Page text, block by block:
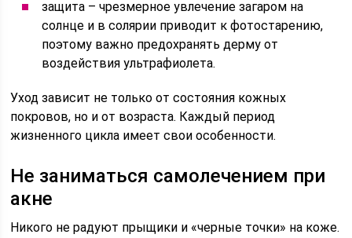
защита – чрезмерное увлечение загаром на
солнце и в солярии приводит к фотостарению,
поэтому важно предохранять дерму от
воздействия ультрафиолета.
Уход зависит не только от состояния кожных
покровов, но и от возраста. Каждый период
жизненного цикла имеет свои особенности.
Не заниматься самолечением при
акне
Никого не радуют прыщики и «черные точки» на коже.